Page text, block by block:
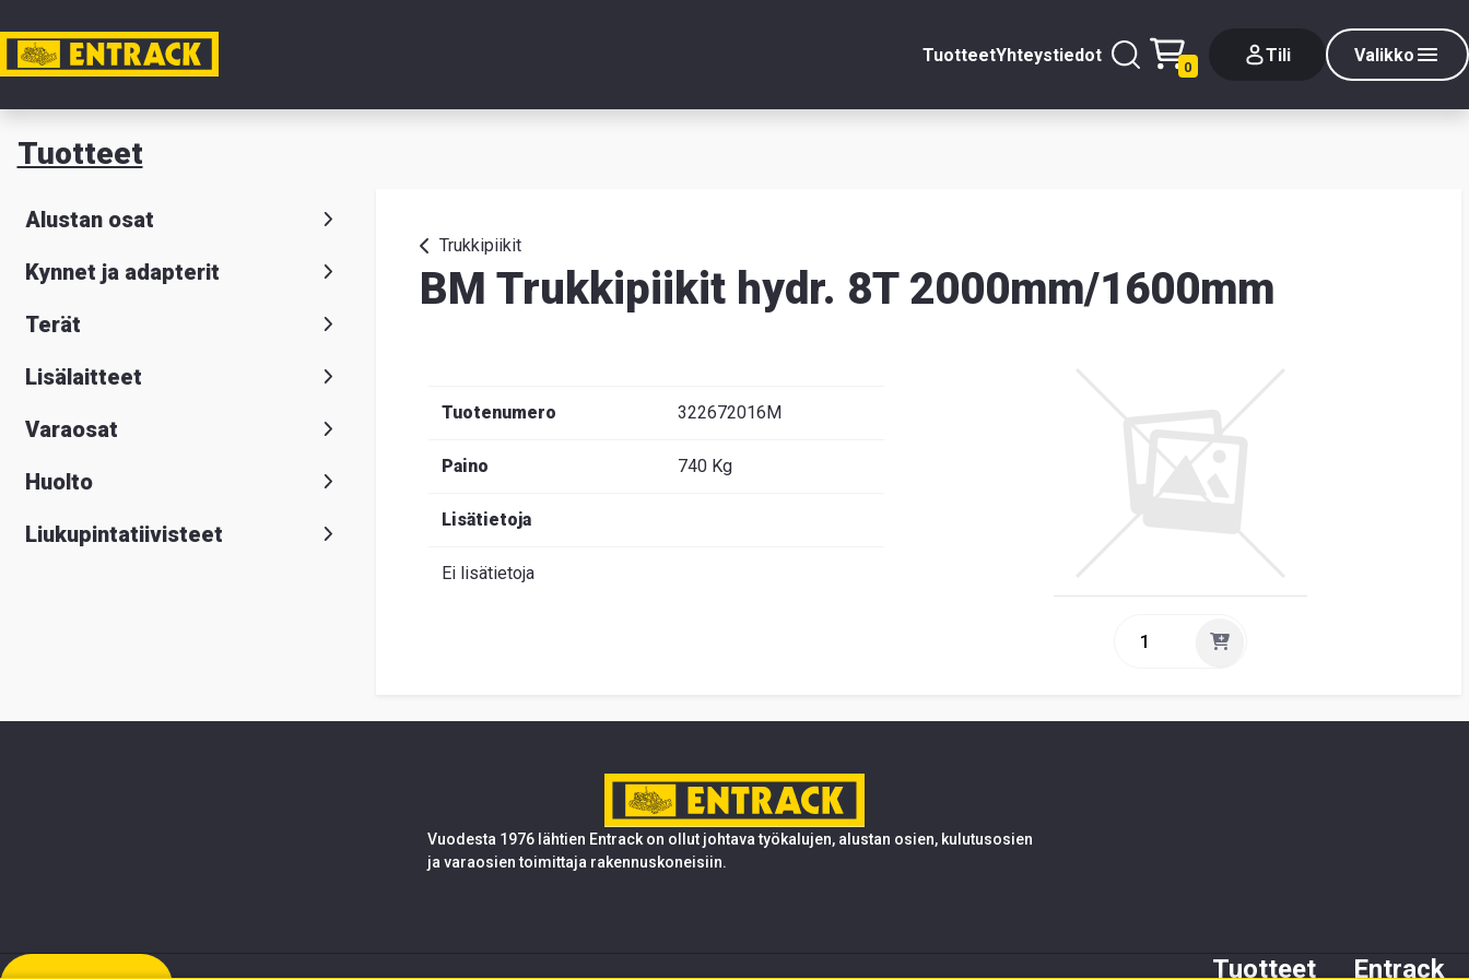
TuotteetYhteystiedot
0
Tili Valikko
Tili Sulje
Tuotevalitsin
meistä
Suomeksi
Tuotteet
Alustan osat
Kynnet ja adapterit
Terät
Lisälaitteet
Varaosat
Huolto
Liukupintatiivisteet
Trukkipiikit
BM Trukkipiikit hydr. 8T 2000mm/1600mm
Tuotenumero 322672016M
Paino 740 Kg
Lisätietoja
Ei lisätietoja
Vuodesta 1976 lähtien Entrack on ollut johtava työkalujen, alustan osien, kulutusosien
ja varaosien toimittaja rakennuskoneisiin.
Tuotteet Entrack